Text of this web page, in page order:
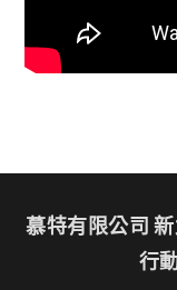
慕特有限公司
行